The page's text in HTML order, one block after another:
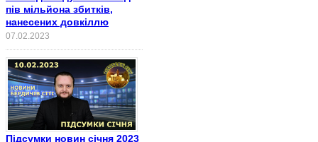
пів мільйона збитків,
нанесених довкіллю
07.02.2023
Підсумки новин січня 2023